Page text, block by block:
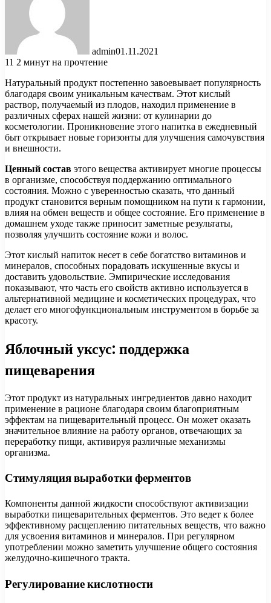
admin01.11.2021
11 2 минут на прочтение
Натуральный продукт постепенно завоевывает популярность
благодаря своим уникальным качествам. Этот кислый
раствор, получаемый из плодов, находил применение в
различных сферах нашей жизни: от кулинарии до
косметологии. Проникновение этого напитка в ежедневный
быт открывает новые горизонты для улучшения самочувствия
и внешности.
Ценный состав этого вещества активирует многие процессы
в организме, способствуя поддержанию оптимального
состояния. Можно с уверенностью сказать, что данный
продукт становится верным помощником на пути к гармонии,
влияя на обмен веществ и общее состояние. Его применение в
домашнем уходе также приносит заметные результаты,
позволяя улучшить состояние кожи и волос.
Этот кислый напиток несет в себе богатство витаминов и
минералов, способных порадовать искушенные вкусы и
доставить удовольствие. Эмпирические исследования
показывают, что часть его свойств активно используется в
альтернативной медицине и косметических процедурах, что
делает его многофункциональным инструментом в борьбе за
красоту.
Яблочный уксус: поддержка
пищеварения
Этот продукт из натуральных ингредиентов давно находит
применение в рационе благодаря своим благоприятным
эффектам на пищеварительный процесс. Он может оказать
значительное влияние на работу органов, отвечающих за
переработку пищи, активируя различные механизмы
организма.
Стимуляция выработки ферментов
Компоненты данной жидкости способствуют активизации
выработки пищеварительных ферментов. Это ведет к более
эффективному расщеплению питательных веществ, что важно
для усвоения витаминов и минералов. При регулярном
употреблении можно заметить улучшение общего состояния
желудочно-кишечного тракта.
Регулирование кислотности